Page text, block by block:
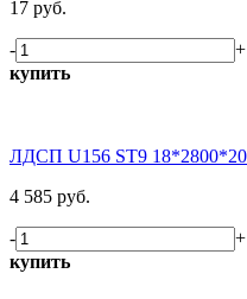
17 руб.
-
+
купить
ЛДСП U156 ST9
4 585 руб.
-
+
купить